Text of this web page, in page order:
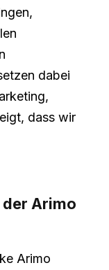
dabei
dass wir
Arimo
Arimo